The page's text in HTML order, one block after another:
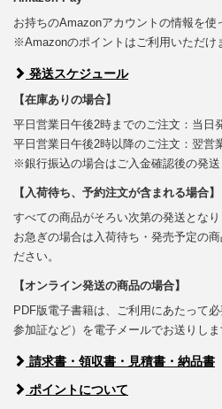
お持ちのAmazonアカウントの情報を使
※Amazonのポイントはご利用いただけ
発送スケジュール
【在庫ありの場合】
平日営業日午後2時までのご注文：当日
平日営業日午後2時以降のご注文：翌営
※銀行振込の場合はご入金確認後の発送
【入荷待ち、予約注文が含まれる場合】
すべての商品がそろい次第の発送となり
お急ぎの場合は入荷待ち・発売予定の
ださい。
【オンライン発送の商品の場合】
PDF版電子書籍は、ご利用にあたって
参加証など）を電子メールでお送りしま
請求書・領収書・見積書・納品書
ポイントについて